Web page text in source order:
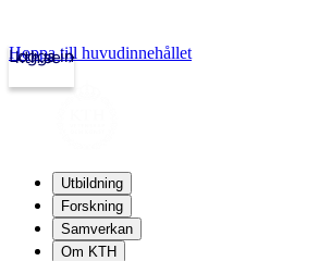
kth.se
Logga in
Hoppa till huvudinnehållet
Utbildning
Forskning
Samverkan
Om KTH